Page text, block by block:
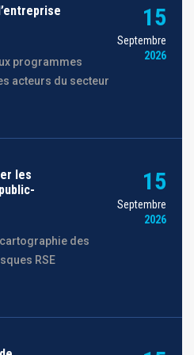
programmes
acteurs du secteur
15
Septembre
2026
les
des
RSE
15
Septembre
2026